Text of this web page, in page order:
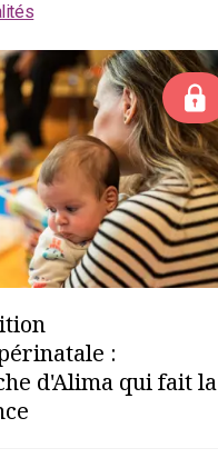
:
d'Alima qui fait la